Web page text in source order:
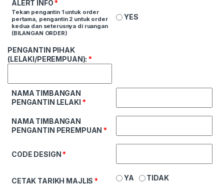
ALERT INFO*
Tekan pengantin 1 untuk order
pertama, pengantin 2 untuk order
kedua dan seterusnya di ruangan
(BILANGAN ORDER)
YES
PENGANTIN PIHAK
(LELAKI/PEREMPUAN):*
NAMA TIMBANGAN
PENGANTIN LELAKI *
NAMA TIMBANGAN
PENGANTIN PEREMPUAN*
CODE DESIGN*
CETAK TARIKH MAJLIS* YA TIDAK